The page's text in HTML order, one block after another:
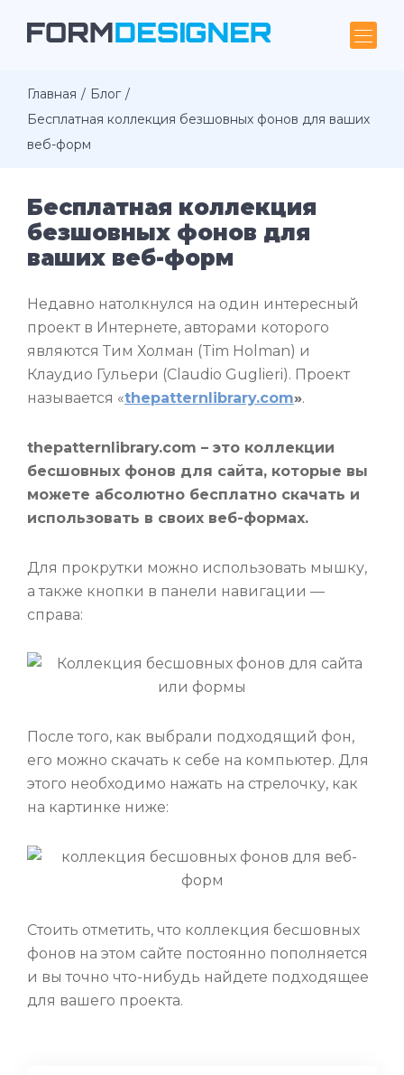
Главная
Блог
Бесплатная коллекция безшовных фонов для ваших
веб-форм
Бесплатная коллекция
безшовных фонов для
ваших веб-форм
Недавно натолкнулся на один интересный
проект в Интернете, авторами которого
являются Тим Холман (Tim Holman) и
Клаудио Гульери (Claudio Guglieri). Проект
называется «thepatternlibrary.com».
thepatternlibrary.com – это коллекции
бесшовных фонов для сайта, которые вы
можете абсолютно бесплатно скачать и
использовать в своих веб-формах.
Для прокрутки можно использовать мышку,
а также кнопки в панели навигации —
справа:
После того, как выбрали подходящий фон,
его можно скачать к себе на компьютер. Для
этого необходимо нажать на стрелочку, как
на картинке ниже:
Стоить отметить, что коллекция бесшовных
фонов на этом сайте постоянно пополняется
и вы точно что-нибудь найдете подходящее
для вашего проекта.